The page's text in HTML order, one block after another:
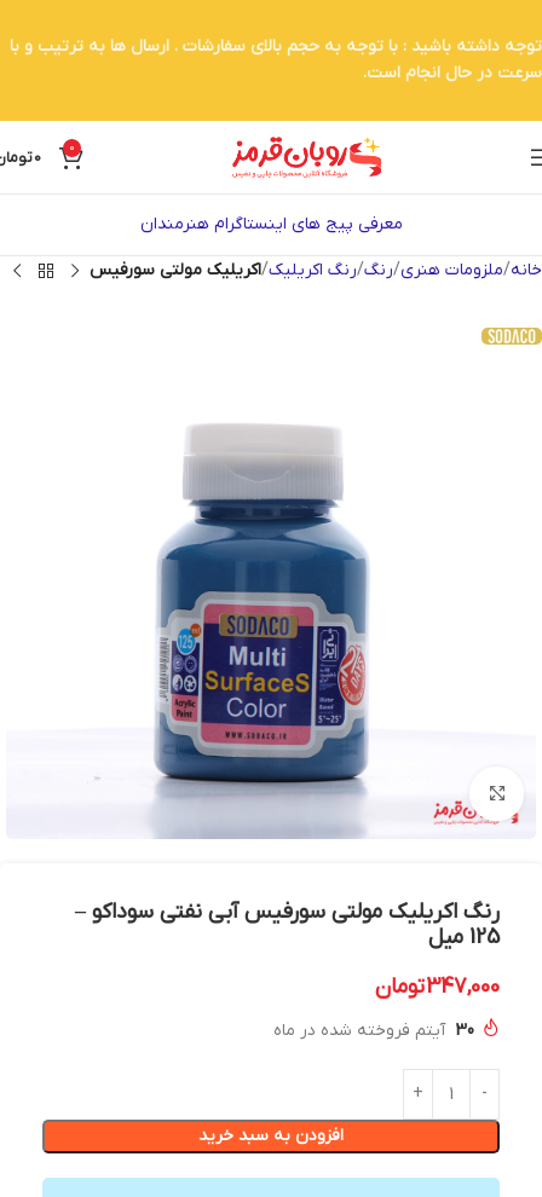
0
0
معرفی پیج های اینستاگرام هنرمندان
خانه ملزومات هنری رنگ رنگ اکریلیک اکریلیک مولتی سورفیس
رنگ اکریلیک مولتی سورفیس آبی نفتی سوداکو –
125 میل
347,000تومان
30 آیتم فروخته شده در ماه
افزودن به سبد خرید
توجه داشته باشید : با توجه به حجم بالای سفارشات . ارسال ها به ترتیب و با
سرعت در حال انجام است.